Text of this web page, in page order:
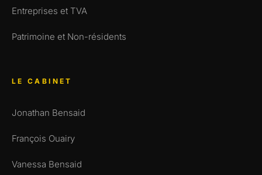
Entreprises et TVA
Patrimoine et Non-résidents
LE CABINET
Jonathan Bensaid
François Ouairy
Vanessa Bensaid